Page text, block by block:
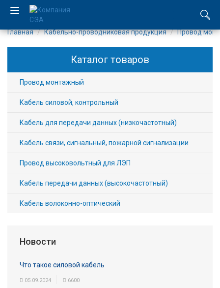
Компания
Услуги
Новости
Вакансии
авторизация
Производители
Главная Кабельно-проводниковая продукция Провод
Каталог товаров
Провод монтажный
Кабель силовой, контрольный
Кабель для передачи данных (низкочастотный)
Кабель связи, сигнальный, пожарной сигнализации
Провод высоковольтный для ЛЭП
Кабель передачи данных (высокочастотный)
Кабель волоконно-оптический
Новости
Что такое силовой кабель
05.09.2024 6600